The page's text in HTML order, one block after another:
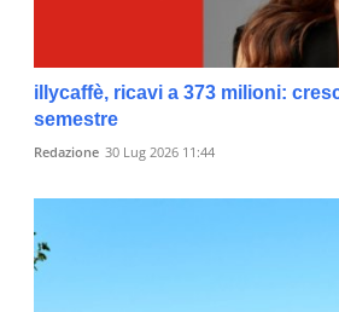
illycaffè, ricavi a 373 milioni:
semestre
Redazione 30 Lug 2026 11:44